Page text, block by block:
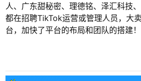
人、广东甜秘密、理德铭、泽汇科技
都在招聘TikTok运营或管理人员，大
台，加快了平台的布局和团队的搭建！